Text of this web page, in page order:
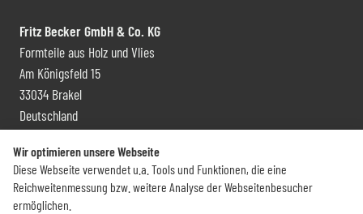
Fritz Becker GmbH & Co. KG
Formteile aus Holz und Vlies
Am Königsfeld 15
33034 Brakel
Deutschland
Kontakt und Vertrieb
+49 (0) 5272 6009 0
info@becker-brakel.de
Wir optimieren unsere Webseite
Diese Webseite verwendet u.a. Tools und Funktionen, die eine
Reichweitenmessung bzw. weitere Analyse der Webseitenbesucher
ermöglichen.